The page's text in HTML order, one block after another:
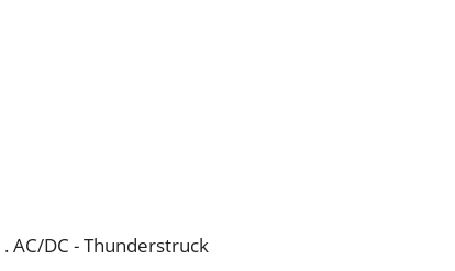
AC/DC - Thunderstruck